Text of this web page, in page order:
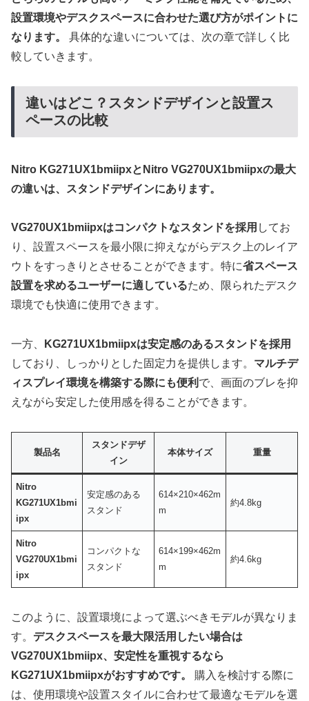
設置環境やデスクスペースに合わせた選び方がポイントに
なります。
具体的な違いについては、次の章で詳しく比
較していきます。
違いはどこ？スタンドデザインと設置ス
ペースの比較
Nitro KG271UX1bmiipxとNitro VG270UX1bmiipxの最大
の違いは、スタンドデザインにあります。
VG270UX1bmiipxはコンパクトなスタンドを採用 してお
り、設置スペースを最小限に抑えながらデスク上のレイア
ウトをすっきりとさせることができます。特に省スペース
設置を求めるユーザーに適しているため、限られたデスク
環境でも快適に使用できます。
一方、
KG271UX1bmiipxは安定感のあるスタンドを採用
しており、しっかりとした固定力を提供します。 マルチデ
ィスプレイ環境を構築する際にも便利 で、画面のブレを抑
えながら安定した使用感を得ることができます。
製品名
スタンドデザ
イン
本体サイズ 重量
Nitro
KG271UX1bmi
ipx
安定感のある
スタンド
614×210×462m
m
約4.8kg
Nitro
VG270UX1bmi
ipx
コンパクトな
スタンド
614×199×462m
m
約4.6kg
このように、設置環境によって選ぶべきモデルが異なりま
す。 デスクスペースを最大限活用したい場合は
VG270UX1bmiipx、安定性を重視するなら
KG271UX1bmiipxがおすすめです。
購入を検討する際に
は、使用環境や設置スタイルに合わせて最適なモデルを選